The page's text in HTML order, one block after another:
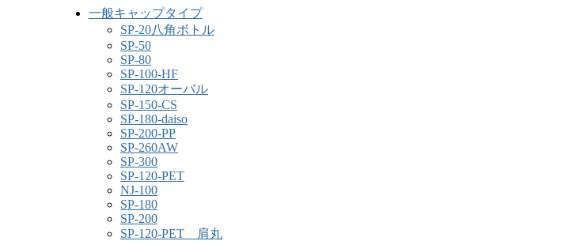
一般キャップタイプ
SP-20八角ボトル
SP-50
SP-80
SP-100-HF
SP-120オーバル
SP-150-CS
SP-180-daiso
SP-200-PP
SP-260AW
SP-300
SP-120-PET
NJ-100
SP-180
SP-200
SP-120-PET 肩丸